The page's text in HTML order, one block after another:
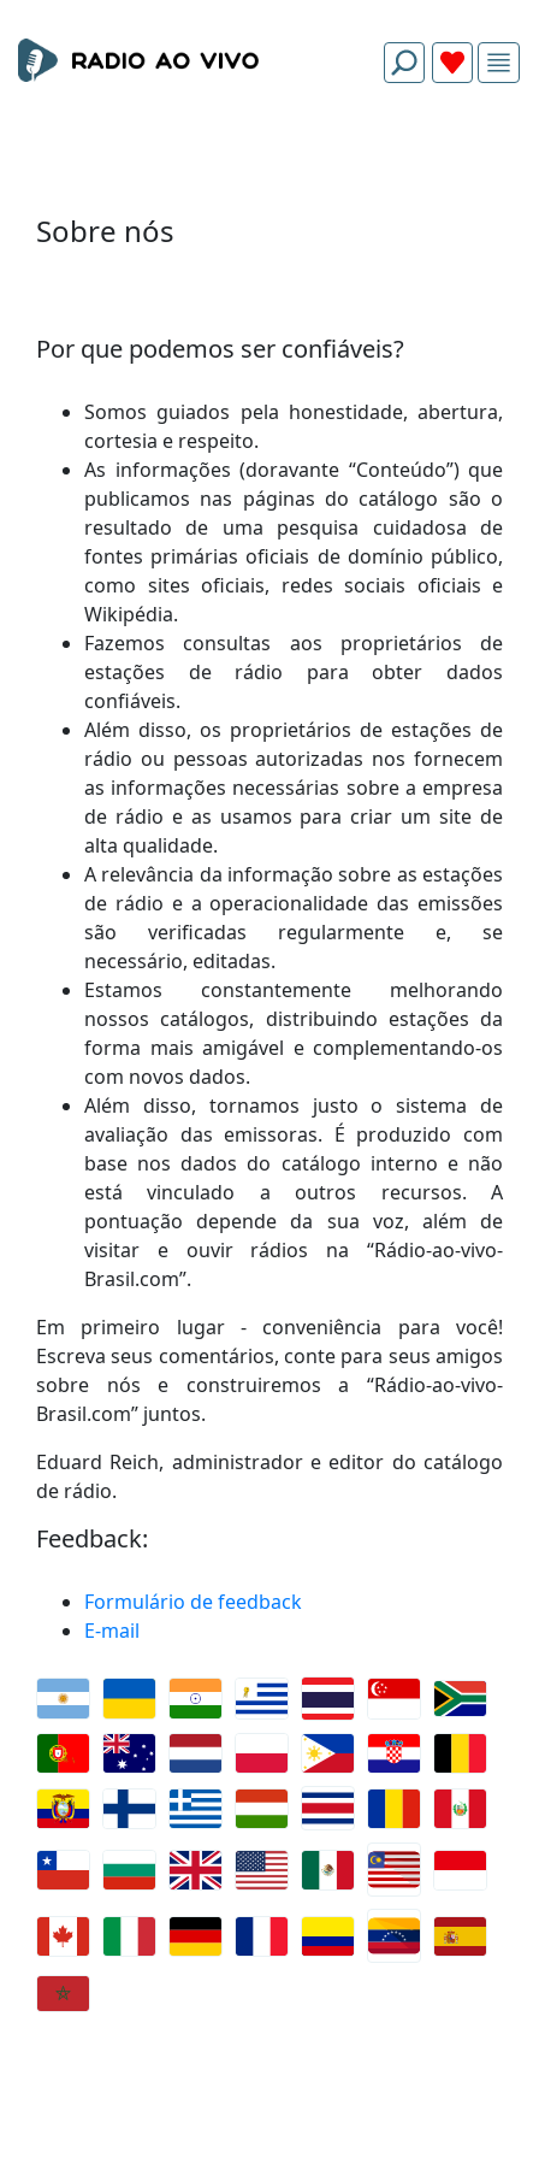
Sobre nós
Por que podemos ser confiáveis?
Somos guiados pela honestidade, abertura,
cortesia e respeito.
As informações (doravante “Conteúdo”) que
publicamos nas páginas do catálogo são o
resultado de uma pesquisa cuidadosa de
fontes primárias oficiais de domínio público,
como sites oficiais, redes sociais oficiais e
Wikipédia.
Fazemos consultas aos proprietários de
estações de rádio para obter dados
confiáveis.
Além disso, os proprietários de estações de
rádio ou pessoas autorizadas nos fornecem
as informações necessárias sobre a empresa
de rádio e as usamos para criar um site de
alta qualidade.
A relevância da informação sobre as estações
de rádio e a operacionalidade das emissões
são verificadas regularmente e, se
necessário, editadas.
Estamos constantemente melhorando
nossos catálogos, distribuindo estações da
forma mais amigável e complementando-os
com novos dados.
Além disso, tornamos justo o sistema de
avaliação das emissoras. É produzido com
base nos dados do catálogo interno e não
está vinculado a outros recursos. A
pontuação depende da sua voz, além de
visitar e ouvir rádios na “Rádio-ao-vivo-
Brasil.com”.
Em primeiro lugar - conveniência para você!
Escreva seus comentários, conte para seus amigos
sobre nós e construiremos a “Rádio-ao-vivo-
Brasil.com” juntos.
Eduard Reich, administrador e editor do catálogo
de rádio.
Feedback:
Formulário de feedback
E-mail